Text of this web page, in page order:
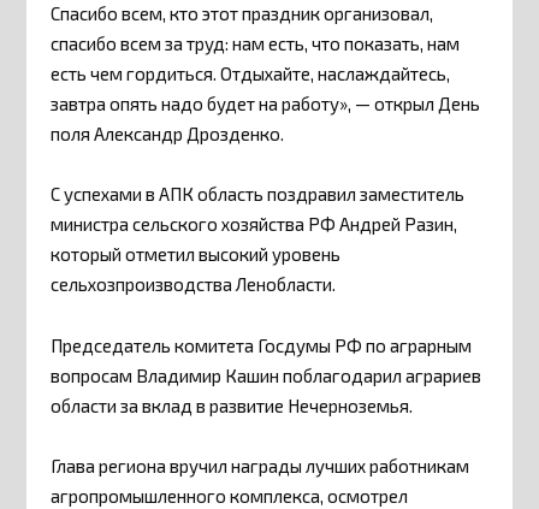
Спасибо всем, кто этот праздник организовал,
спасибо всем за труд: нам есть, что показать, нам
есть чем гордиться. Отдыхайте, наслаждайтесь,
завтра опять надо будет на работу», — открыл День
поля Александр Дрозденко.
С успехами в АПК область поздравил заместитель
министра сельского хозяйства РФ Андрей Разин,
который отметил высокий уровень
сельхозпроизводства Ленобласти.
Председатель комитета Госдумы РФ по аграрным
вопросам Владимир Кашин поблагодарил аграриев
области за вклад в развитие Нечерноземья.
Глава региона вручил награды лучших работникам
агропромышленного комплекса, осмотрел